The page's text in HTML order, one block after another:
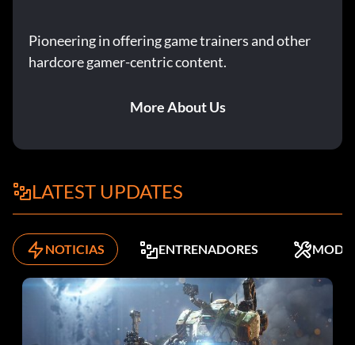
Pioneering in offering game trainers and other
hardcore gamer-centric content.
More About Us
LATEST UPDATES
NOTICIAS ENTRENADORES MODS